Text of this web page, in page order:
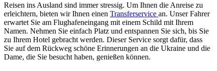
Reisen ins Ausland sind immer stressig. Um Ihnen die Anreise zu
erleichtern, bieten wir Ihnen einen Transferservice an. Unser Fahrer
erwartet Sie am Flughafeneingang mit einem Schild mit Ihrem
Namen. Nehmen Sie einfach Platz und entspannen Sie sich, bis Sie
zu Ihrem Hotel gebracht werden. Dieser Service sorgt dafür, dass
Sie auf dem Rückweg schöne Erinnerungen an die Ukraine und die
Dame, die Sie besucht haben, genießen können.